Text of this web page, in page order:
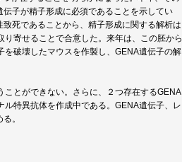
子が精子形成に必須であることを示してい
死であることから、精子形成に関する解析は
寄せることで合意した。来年は、この胚から
破壊したマウスを作製し、GENA遺伝子の解
とができない。さらに、２つ存在するGENA
特異抗体を作成中である。GENA遺伝子、レ
。